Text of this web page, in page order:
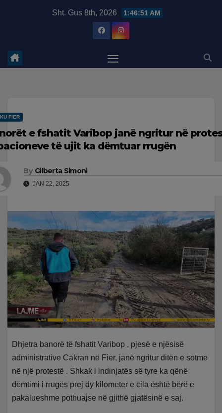
Sht. Gus 8th, 2026 1:46:52 AM
FIER
e fshatit Varibop janë ngritur në
të ujit ka dëmtuar rrugën
By Gilberta Simoni
JAN 22, 2025
Dhjetra banorë të fshatit Varibop , pjesë e njësisë
administrative Cakran në Fier, janë ngritur ditën e sotme
në një protestë . Shkak i indinjatës së tyre ka qënë
dëmtimi i rrugës prej dy kilometer e cila është bërë e
pakalueshme pothuajse në gjithë gjatësinë e saj.